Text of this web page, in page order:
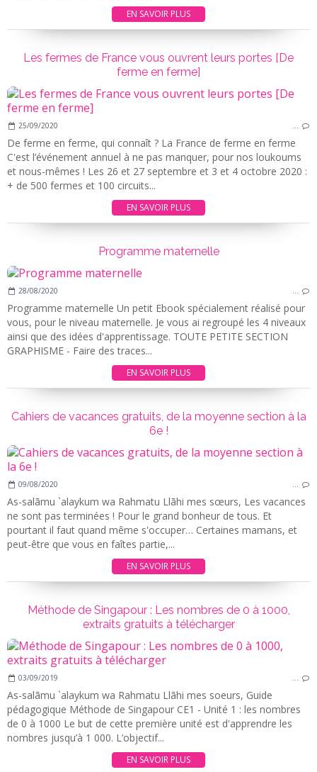
EN SAVOIR PLUS
Les fermes de France vous ouvrent leurs portes [De
ferme en ferme]
25/09/2020 …
De ferme en ferme, qui connaît ? La France de ferme en ferme
C'est l’événement annuel à ne pas manquer, pour nos loukoums
et nous-mêmes ! Les 26 et 27 septembre et 3 et 4 octobre 2020 :
+ de 500 fermes et 100 circuits...
EN SAVOIR PLUS
Programme maternelle
28/08/2020 …
Programme maternelle Un petit Ebook spécialement réalisé pour
vous, pour le niveau maternelle. Je vous ai regroupé les 4 niveaux
ainsi que des idées d'apprentissage. TOUTE PETITE SECTION
GRAPHISME - Faire des traces...
EN SAVOIR PLUS
Cahiers de vacances gratuits, de la moyenne section à la
6e !
09/08/2020 …
As-salãmu `alaykum wa Rahmatu Llãhi mes sœurs, Les vacances
ne sont pas terminées ! Pour le grand bonheur de tous. Et
pourtant il faut quand même s'occuper… Certaines mamans, et
peut-être que vous en faîtes partie,...
EN SAVOIR PLUS
Méthode de Singapour : Les nombres de 0 à 1000,
extraits gratuits à télécharger
03/09/2019 …
As-salãmu `alaykum wa Rahmatu Llãhi mes soeurs, Guide
pédagogique Méthode de Singapour CE1 - Unité 1 : les nombres
de 0 à 1000 Le but de cette première unité est d'apprendre les
nombres jusqu’à 1 000. L’objectif...
EN SAVOIR PLUS